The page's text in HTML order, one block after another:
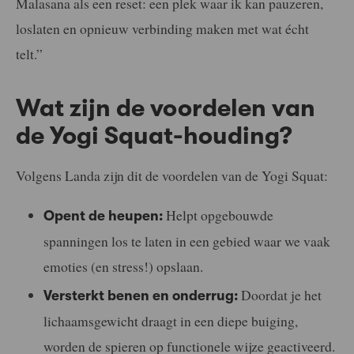
loslaten en opnieuw verbinding maken met wat écht
telt.”
Wat zijn de voordelen van
de Yogi Squat-houding?
Volgens Landa zijn dit de voordelen van de Yogi Squat:
Opent de heupen: Helpt opgebouwde
spanningen los te laten in een gebied waar we vaak
emoties (en stress!) opslaan.
Versterkt benen en onderrug: Doordat je het
lichaamsgewicht draagt in een diepe buiging,
worden de spieren op functionele wijze geactiveerd.